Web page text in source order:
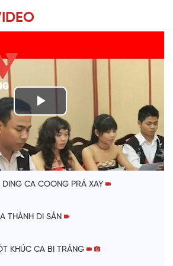
P
l
a
V
i
QUẢNG BÁ
CA COONG PRÁ XAY
THÀNH DI SẢN
KHÚC CA BI TRÁNG